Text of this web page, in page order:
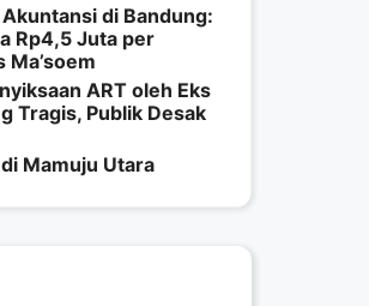
di Bandung:
Rp4,5 Juta per
ART oleh Eks
Tragis, Publik Desak
Mamuju Utara